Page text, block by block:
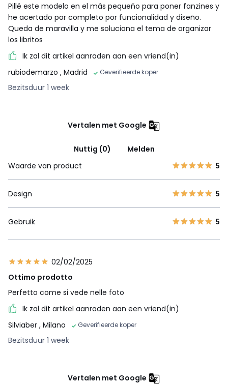
Pillé este modelo en el más pequeño para poner fanzines y
he acertado por completo por funcionalidad y diseño.
Queda de maravilla y me soluciona el tema de organizar
los libritos
Ik zal dit artikel aanraden aan een vriend(in)
rubiodemarzo , Madrid Geverifieerde koper
Bezitsduur 1 week
Vertalen met Google
Nuttig (0)
Melden
Waarde van product
5
Design 5
Gebruik 5
02/02/2025
Ottimo prodotto
Perfetto come si vede nelle foto
Ik zal dit artikel aanraden aan een vriend(in)
Silviaber , Milano Geverifieerde koper
Bezitsduur 1 week
Vertalen met Google